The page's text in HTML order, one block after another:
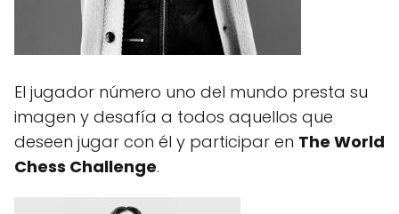
El jugador número uno del mundo presta su
imagen y desafía a todos aquellos que
deseen jugar con él y participar en The World
Chess Challenge.